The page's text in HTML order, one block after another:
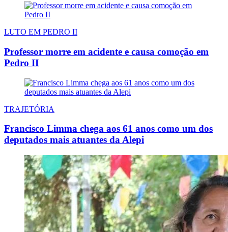
LUTO EM PEDRO II
Professor morre em acidente e causa comoção em
Pedro II
TRAJETÓRIA
Francisco Limma chega aos 61 anos como um dos
deputados mais atuantes da Alepi